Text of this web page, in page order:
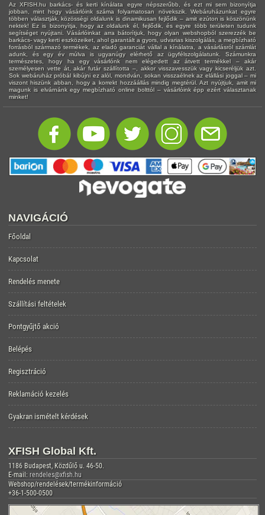
Az XFISH.hu barkács- és kerti kínálata egyre népszerűbb, és ezt mi sem bizonyítja
jobban, mint hogy vásárlóink száma folyamatosan növekszik. Webáruházunkat egyre
többen választják, közösségi oldalunk is dinamikusan fejlődik – amit ezúton is köszönünk
nektek! Ez is bizonyítja, hogy az oldalunk él, fejlődik, és egyre több területen tudunk
segítséget nyújtani. Vásárlóinkat arra bátorítjuk, hogy olyan webshopból szerezzék be
barkács- vagy kerti eszközeiket, ahol garantált a gyors, udvarias kiszolgálás, a megbízható
forrásból származó termékek, az eladó garanciát vállal a kínálatra, a vásárlásról számlát
adunk, és egy év múlva is ugyanúgy elérhető az ügyfélszolgálatunk. Számunkra
természetes, hogy ha egy vásárlónk nem elégedett az átvett termékkel – akár
személyesen vette át, akár futár szállította –, akkor visszavesszük vagy kicseréljük azt.
Sok webáruház próbál kibújni ez alól, mondván, sokan visszaélnek az elállási joggal – mi
viszont hiszünk abban, hogy a korrekt hozzáállás mindig megtérül. Azt nyújtjuk, amit mi
magunk is elvárnánk egy megbízható online bolttól – vásárlóink épp ezért választanak
minket!
NAVIGÁCIÓ
Főoldal
Kapcsolat
Rendelés menete
Szállítási feltételek
Pontgyűjtő akció
Belépés
Regisztráció
Reklamáció kezelés
Gyakran ismételt kérdések
XFISH Global Kft.
1186 Budapest, Közdűlő u. 46-50.
E-mail: rendeles@xfish.hu
Webshop/rendelések/termékinformáció
+36-1-500-0500